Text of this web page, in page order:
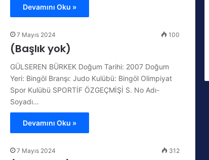
Devamını Oku »
7 Mayıs 2024 100
(Başlık yok)
GÜLSEREN BÜRKEK Doğum Tarihi: 2007 Doğum
Yeri: Bingöl Branşı: Judo Kulübü: Bingöl Olimpiyat
Spor Kulübü SPORTİF ÖZGEÇMİŞİ S. No Adı-
Soyadı…
Devamını Oku »
7 Mayıs 2024 312